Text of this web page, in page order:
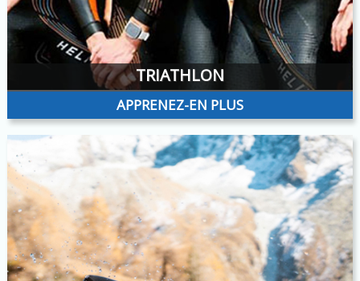
TRIATHLON
APPRENEZ-EN PLUS